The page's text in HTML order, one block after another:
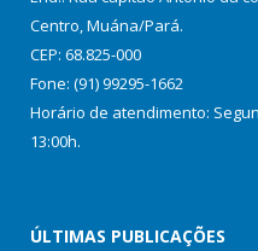
Centro, Muána/Pará.
CEP: 68.825-000
Fone: (91) 99295-1662
Horário de atendimento:
13:00h.
ÚLTIMAS PUBLICAÇÕES